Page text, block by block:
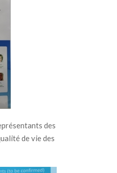
des
de vie des